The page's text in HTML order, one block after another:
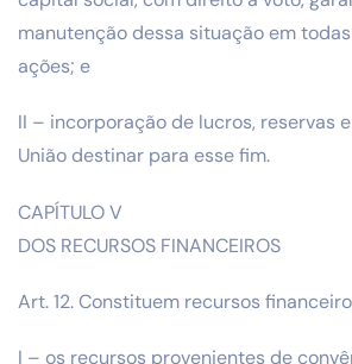
manutenção dessa situação em
ações; e
II – incorporação de lucros, reservas
União destinar para esse fim.
CAPÍTULO V
DOS RECURSOS FINANCEIROS
Art. 12. Constituem recursos
I – os recursos provenientes de